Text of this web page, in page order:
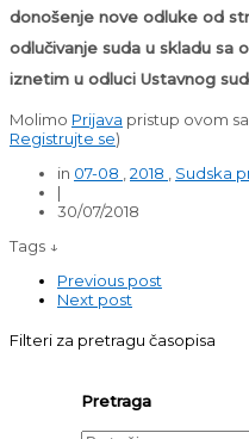
donošenje nove odluke od
odlučivanje suda u skladu sa
iznetim u odluci Ustavnog
Molimo Prijava pristup ovom
Registrujte se)
in 07-08 2018 Sudska
|
30/07/2018
Tags ↓
Previous post
Next post
Filteri za pretragu časopisa
Pretraga